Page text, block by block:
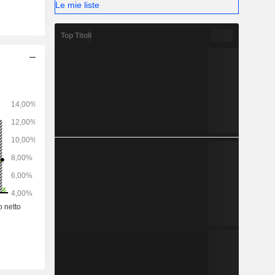
erano
e altro
Le mie liste
Top Titoli